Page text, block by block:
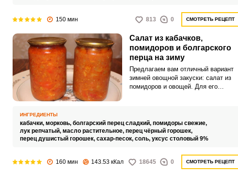
150 мин 813 0 СМОТРЕТЬ РЕЦЕПТ
Салат из кабачков,
помидоров и болгарского
перца на зиму
Предлагаем вам отличный вариант
зимней овощной закуски: салат из
помидоров и овощей. Для его
друга.
ИНГРЕДИЕНТЫ
кабачки, морковь, болгарский перец сладкий, помидоры свежие,
лук репчатый, масло растительное, перец чёрный горошек,
перец душистый горошек, сахар-песок, соль, уксус столовый 9%
160 мин 143.53 кКал 18645 0 СМОТРЕТЬ РЕЦЕПТ